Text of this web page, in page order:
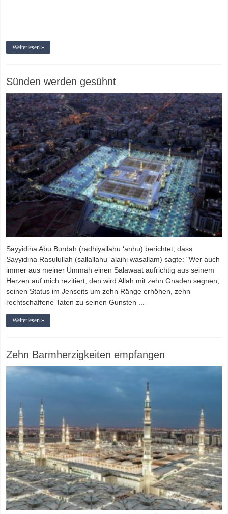
Weiterlesen »
Sünden werden gesühnt
Sayyidina Abu Burdah (radhiyallahu ‘anhu) berichtet, dass
Sayyidina Rasulullah (sallallahu ‘alaihi wasallam) sagte: "Wer auch
immer aus meiner Ummah einen Salawaat aufrichtig aus seinem
Herzen auf mich rezitiert, den wird Allah mit zehn Gnaden segnen,
seinen Status im Jenseits um zehn Ränge erhöhen, zehn
rechtschaffene Taten zu seinen Gunsten ...
Weiterlesen »
Zehn Barmherzigkeiten empfangen